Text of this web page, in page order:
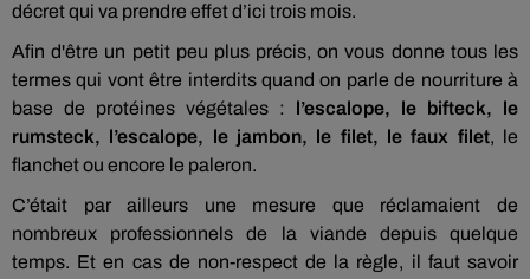
décret qui va prendre effet d’ici trois mois.
Afin d'être un petit peu plus précis, on vous donne tous les
termes qui vont être interdits quand on parle de nourriture à
base de protéines végétales : l’escalope, le bifteck, le
rumsteck, l’escalope, le jambon, le filet, le faux filet, le
flanchet ou encore le paleron.
C’était par ailleurs une mesure que réclamaient de
nombreux professionnels de la viande depuis quelque
temps. Et en cas de non-respect de la règle, il faut savoir